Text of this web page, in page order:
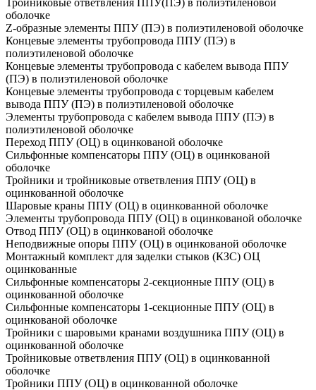
Тройниковые ответвления ППУ(ПЭ) в полиэтиленовой
оболочке
Z-образные элементы ППУ (ПЭ) в полиэтиленовой оболочке
Концевые элементы трубопровода ППУ (ПЭ) в
полиэтиленовой оболочке
Концевые элементы трубопровода с кабелем вывода ППУ
(ПЭ) в полиэтиленовой оболочке
Концевые элементы трубопровода с торцевым кабелем
вывода ППУ (ПЭ) в полиэтиленовой оболочке
Элементы трубопровода с кабелем вывода ППУ (ПЭ) в
полиэтиленовой оболочке
Переход ППУ (ОЦ) в оцинкованой оболочке
Сильфонные компенсаторы ППУ (ОЦ) в оцинкованой
оболочке
Тройники и тройниковые ответвления ППУ (ОЦ) в
оцинкованной оболочке
Шаровые краны ППУ (ОЦ) в оцинкованной оболочке
Элементы трубопровода ППУ (ОЦ) в оцинкованой оболочке
Отвод ППУ (ОЦ) в оцинкованой оболочке
Неподвижные опоры ППУ (ОЦ) в оцинкованой оболочке
Монтажный комплект для заделки стыков (КЗС) ОЦ
оцинкованные
Сильфонные компенсаторы 2-секционные ППУ (ОЦ) в
оцинкованной оболочке
Сильфонные компенсаторы 1-секционные ППУ (ОЦ) в
оцинкованой оболочке
Тройники с шаровыми кранами воздушника ППУ (ОЦ) в
оцинкованной оболочке
Тройниковые ответвления ППУ (ОЦ) в оцинкованной
оболочке
Тройники ППУ (ОЦ) в оцинкованной оболочке